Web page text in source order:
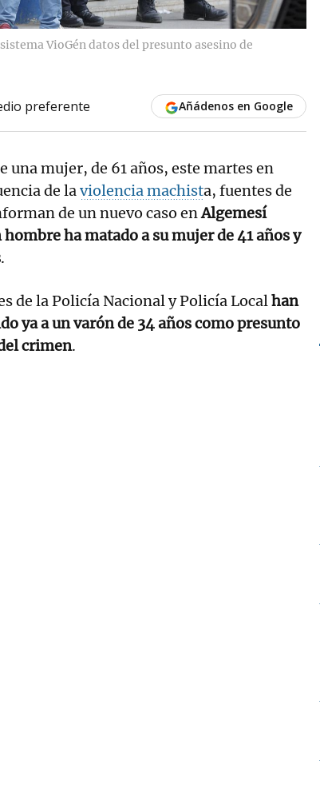
VioGén datos del presunto asesino de
preferente Añádenos en Google
una mujer, de 61 años, este martes en
de laviolencia machista, fuentes de
de un nuevo caso enAlgemesí
hombre ha matado a su mujer de 41 años y
.
de la Policía Nacional y Policía Localhan
ya a un varón de 34 años como presunto
crimen.